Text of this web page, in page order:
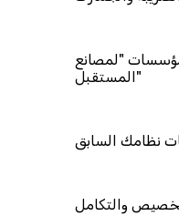
المؤسسات "لمصانع
المستقبل"
بيانات نظامك السابق
والتخصيص والتكامل